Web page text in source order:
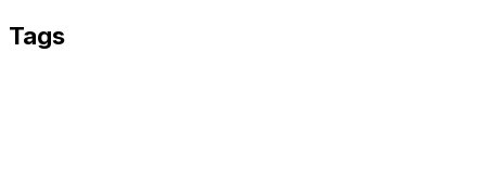
Tags